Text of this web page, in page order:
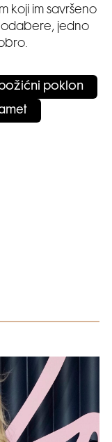
koji im savršeno
odabere, jedno
božićni poklon